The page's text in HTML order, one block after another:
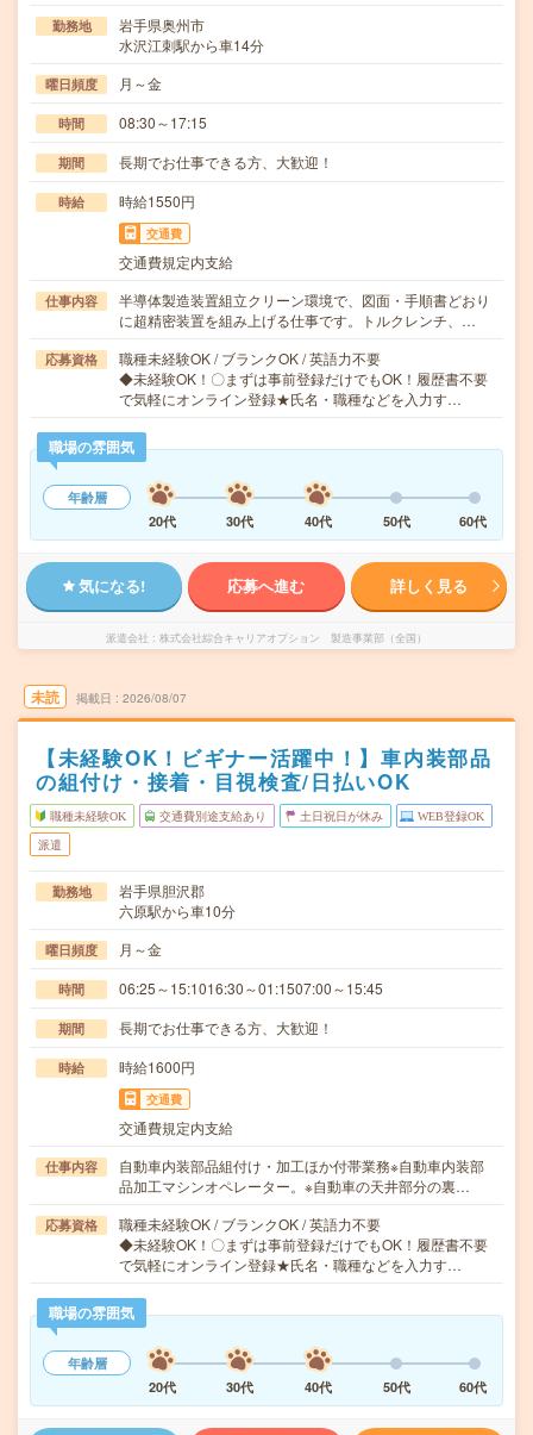
勤務地
岩手県奥州市
水沢江刺駅から車14分
曜日頻度 月～金
時間 08:30～17:15
期間 長期でお仕事できる方、大歓迎！
時給 時給1550円
交通費
交通費規定内支給
仕事内容
半導体製造装置組立クリーン環境で、図面・手順書どおり
に超精密装置を組み上げる仕事です。トルクレンチ、…
応募資格
職種未経験OK / ブランクOK / 英語力不要
◆未経験OK！〇まずは事前登録だけでもOK！履歴書不要
で気軽にオンライン登録★氏名・職種などを入力す…
職場の雰囲気
年齢層
20代
30代 40代 50代 60代
気になる! 応募へ進む 詳しく見る
派遣会社 株式会社綜合キャリアオプション 製造事業部（全国）
未読 掲載日 2026/08/07
【未経験OK！ビギナー活躍中！】車内装部品
の組付け・接着・目視検査/日払いOK
職種未経験OK 交通費別途支給あり 土日祝日が休み WEB登録OK
派遣
勤務地
岩手県胆沢郡
六原駅から車10分
曜日頻度 月～金
時間 06:25～15:1016:30～01:1507:00～15:45
期間 長期でお仕事できる方、大歓迎！
時給 時給1600円
交通費
交通費規定内支給
仕事内容
自動車内装部品組付け・加工ほか付帯業務※自動車内装部
品加工マシンオペレーター。※自動車の天井部分の裏…
応募資格
職種未経験OK / ブランクOK / 英語力不要
◆未経験OK！〇まずは事前登録だけでもOK！履歴書不要
で気軽にオンライン登録★氏名・職種などを入力す…
職場の雰囲気
年齢層
20代
30代 40代 50代 60代